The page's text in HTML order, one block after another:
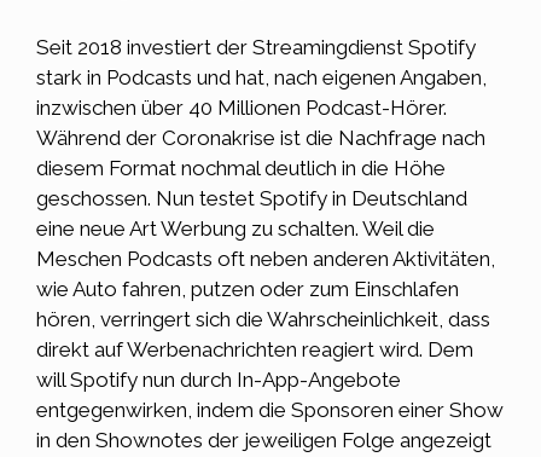
Seit 2018 investiert der Streamingdienst Spotify
stark in Podcasts und hat, nach eigenen Angaben,
inzwischen über 40 Millionen Podcast-Hörer.
Während der Coronakrise ist die Nachfrage nach
diesem Format nochmal deutlich in die Höhe
geschossen. Nun testet Spotify in Deutschland
eine neue Art Werbung zu schalten. Weil die
Meschen Podcasts oft neben anderen Aktivitäten,
wie Auto fahren, putzen oder zum Einschlafen
hören, verringert sich die Wahrscheinlichkeit, dass
direkt auf Werbenachrichten reagiert wird. Dem
willSpotify nun durch In-App-Angebote
entgegenwirken, indem die Sponsoren einer Show
in den Shownotes der jeweiligen Folge angezeigt